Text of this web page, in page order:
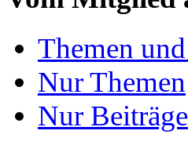
Themen
Nur Themen
Nur Beiträge